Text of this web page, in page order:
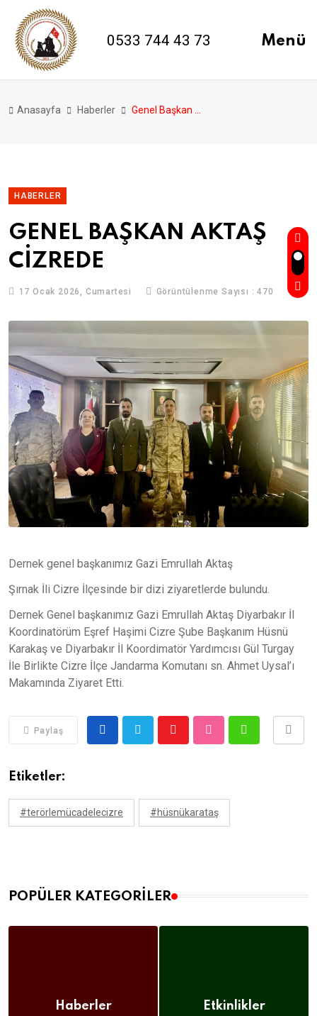
0533 744 43 73 Menü
Anasayfa Haberler
HABERLER
GENEL BAŞKAN AKTAŞ
CİZREDE
17 Ocak 2026, Cumartesi Görüntülenme Sayısı : 470
Dernek genel başkanımız Gazi Emrullah Aktaş
Şırnak İli Cizre İlçesinde bir dizi ziyaretlerde bulundu.
Dernek Genel başkanımız Gazi Emrullah Aktaş Diyarbakır İl
Koordinatörüm Eşref Haşimi Cizre Şube Başkanım Hüsnü
Karakaş ve Diyarbakır İl Koordimatör Yardımcısı Gül Turgay
İle Birlikte Cizre İlçe Jandarma Komutanı sn. Ahmet Uysal’ı
Makamında Ziyaret Etti.
Paylaş
Etiketler:
#terörlemücadelecizre #hüsnükarataş
POPÜLER KATEGORILER
Haberler Etkinlikler